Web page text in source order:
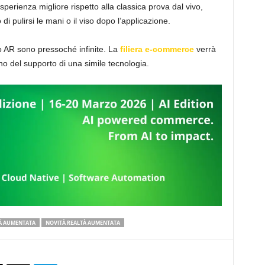
migliore rispetto alla classica prova dal vivo,
pulirsi le mani o il viso dopo l’applicazione.
sono pressoché infinite. La filiera e-commerce verrà
del supporto di una simile tecnologia.
AUMENTATA NOVITÀ REALTÀ AUMENTATA